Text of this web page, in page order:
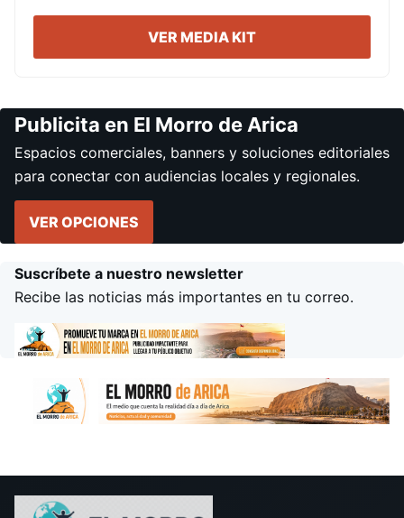
VER MEDIA KIT
Publicita en El Morro de Arica
Espacios comerciales, banners y soluciones editoriales
para conectar con audiencias locales y regionales.
VER OPCIONES
Suscríbete a nuestro newsletter
Recibe las noticias más importantes en tu correo.